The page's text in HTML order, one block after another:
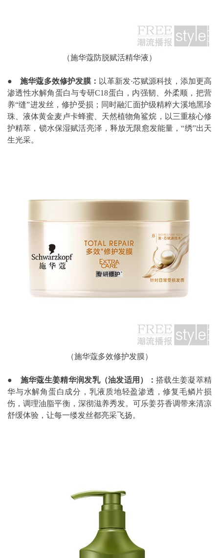
（施华蔻防脱赋活精华液）
●施华蔻多效修护发膜： 以革新发·芯赋源科技，添加更高
渗透性水解角蛋白与专研C18蛋白，内强韧、外柔顺，把营
养“缝”进发丝，修护受损；同时融汇面护级精粹大溪地黑珍
珠、液体黄金麦卢卡蜂蜜、天然植物角鲨烷，以三重核心修
护精萃，锁水保湿赋活亮泽，释放无限愈发能量，“绣”出天
生光采。
（施华蔻多效修护发膜）
● 施华蔻生姜精华润发乳（油发适用）：搭载生姜凝萃精
华与水解角蛋白成分，乳液质地轻盈渗透，修复毛鳞片损
伤，调理油脂平衡，深彻滋养秀发。可乐姜芬香调带来清凉
舒缓体验，让每一缕发丝都亮采飞扬。